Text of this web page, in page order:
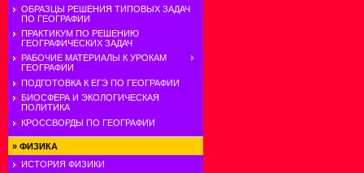
ОБРАЗЦЫ РЕШЕНИЯ ТИПОВЫХ ЗАДАЧ
ПО ГЕОГРАФИИ
ПРАКТИКУМ ПО РЕШЕНИЮ
ГЕОГРАФИЧЕСКИХ ЗАДАЧ
РАБОЧИЕ МАТЕРИАЛЫ К УРОКАМ
ГЕОГРАФИИ
ПОДГОТОВКА К ЕГЭ ПО ГЕОГРАФИИ
БИОСФЕРА И ЭКОЛОГИЧЕСКАЯ
ПОЛИТИКА
КРОССВОРДЫ ПО ГЕОГРАФИИ
» ФИЗИКА
ИСТОРИЯ ФИЗИКИ